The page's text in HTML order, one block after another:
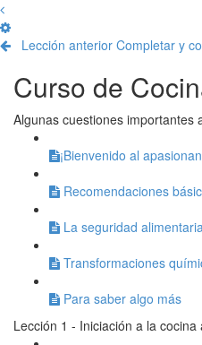
Lección anterior Completar y
Curso de
Algunas cuestiones importantes
​¡Bienvenido al
Recomendaciones
La seguridad
Transformaciones
Para saber algo más
Lección 1 - Iniciación a la cocina